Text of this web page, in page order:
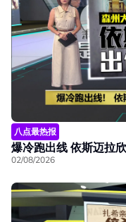
八点最热报
爆冷跑出线 依斯迈拉
02/08/2026